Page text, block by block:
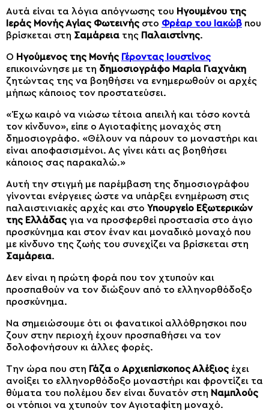
Αυτά είναι τα λόγια απόγνωσης του Ηγουμένου της
Ιεράς Μονής Αγίας Φωτεινής στο Φρέαρ του Ιακώβ που
βρίσκεται στη Σαμάρεια της Παλαιστίνης.
Ο Ηγούμενος της Μονής Γέροντας Ιουστίνος
επικοινώνησε με τη δημοσιογράφο Μαρία Γιαχνάκη
ζητώντας της να βοηθήσει να ενημερωθούν οι αρχές
μήπως κάποιος τον προστατεύσει.
«Έχω καιρό να νιώσω τέτοια απειλή και τόσο κοντά
τον κίνδυνο», είπε ο Αγιοταφίτης μοναχός στη
δημοσιογράφο. «Θέλουν να πάρουν το μοναστήρι και
είναι αποφασισμένοι. Ας γίνει κάτι ας βοηθήσει
κάποιος σας παρακαλώ.»
Αυτή την στιγμή με παρέμβαση της δημοσιογράφου
γίνονται ενέργειες ώστε να υπάρξει ενημέρωση στις
παλαιστινιακές αρχές και στο Υπουργείο Εξωτερικών
της Ελλάδας για να προσφερθεί προστασία στο άγιο
προσκύνημα και στον έναν και μοναδικό μοναχό που
με κίνδυνο της ζωής του συνεχίζει να βρίσκεται στη
Σαμάρεια.
Δεν είναι η πρώτη φορά που τον χτυπούν και
προσπαθούν να τον διώξουν από το ελληνορθόδοξο
προσκύνημα.
Να σημειώσουμε ότι οι φανατικοί αλλόθρησκοι που
ζουν στην περιοχή έχουν προσπαθήσει να τον
δολοφονήσουν κι άλλες φορές.
Την ώρα που στη Γάζα ο Αρχιεπίσκοπος Αλέξιος έχει
ανοίξει το ελληνορθόδοξο μοναστήρι και φροντίζει τα
θύματα του πολέμου δεν είναι δυνατόν στη Ναμπλούς
οι ντόπιοι να χτυπούν τον Αγιοταφίτη μοναχό.